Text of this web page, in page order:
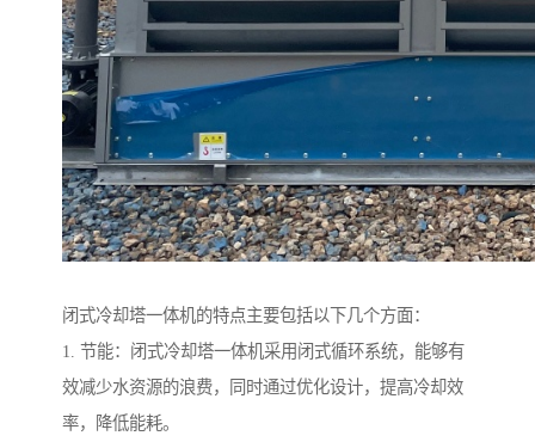
闭式冷却塔一体机的特点主要包括以下几个方面：
1. 节能：闭式冷却塔一体机采用闭式循环系统，能够有
效减少水资源的浪费，同时通过优化设计，提高冷却效
率，降低能耗。